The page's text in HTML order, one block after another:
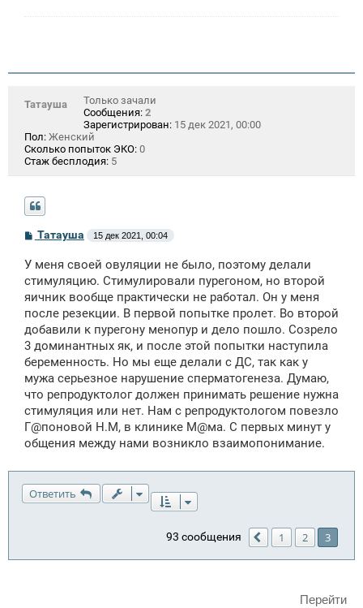
Татауша
Только зачали
Сообщения: 2
Зарегистрирован: 15 дек 2021, 00:00
Пол: Женский
Сколько попыток ЭКО: 0
Стаж бесплодия: 5
С
б
щ
н
и
Татауша 15 дек 2021, 00:04
У меня своей овуляции не было, поэтому делали
стимуляцию. Стимулировали пурегоном, но второй
яичник вообще практически не работал. Он у меня
после резекции. В первой попытке пролет. Во второй
добавили к пурегону менопур и дело пошло. Созрело
3 доминантных як, и после этой попытки наступила
беременность. Но мы еще делали с ДС, так как у
мужа серьезное нарушение сперматогенеза. Думаю,
что репродуктолог должен принимать решение нужна
стимуляция или нет. Нам с репродуктологом повезло
Г@поновой Н.М, в клинике М@ма. С первых минут у
общения между нами возникло взаимопонимание.
Ответить
93 сообщения Пред.
1 2 3
Перейти